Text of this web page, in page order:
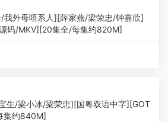
外母唔系人][薛家燕/梁荣忠/钟嘉欣]
码/MKV][20集全/每集约820M]
生/梁小冰/梁荣忠][国粤双语中字][GOT
集约840M]